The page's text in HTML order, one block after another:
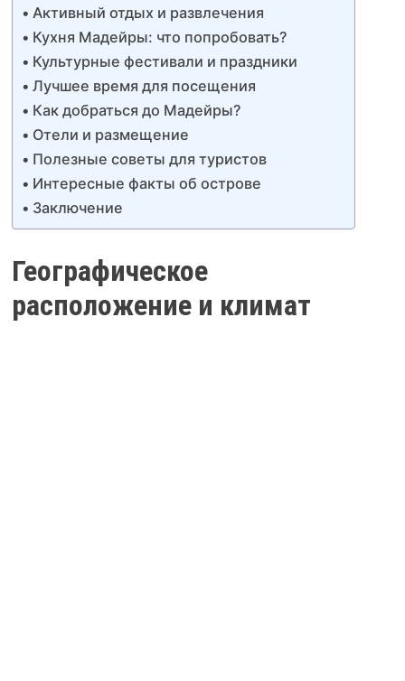
Активный отдых и развлечения
Кухня Мадейры: что попробовать?
Культурные фестивали и праздники
Лучшее время для посещения
Как добраться до Мадейры?
Отели и размещение
Полезные советы для туристов
Интересные факты об острове
Заключение
Географическое
расположение и климат